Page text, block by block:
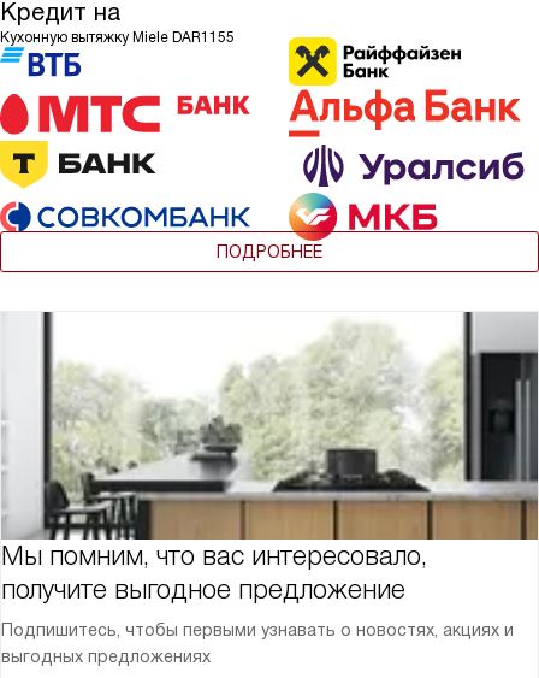
Кредит на
Кухонную вытяжку Miele DAR1155
ПОДРОБНЕЕ
Мы помним, что вас интересовало,
получите выгодное предложение
Подпишитесь, чтобы первыми узнавать о новостях, акциях и
выгодных предложениях